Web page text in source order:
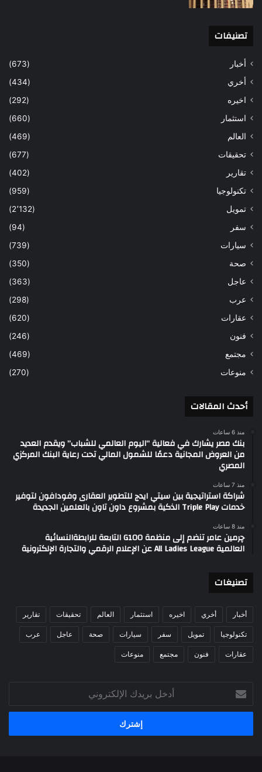
تصنيفات
أخبار
(673)
أخري
(434)
اخيره
(292)
استثمار
(660)
العالم
(469)
تحقيقات
(677)
تقارير
(402)
تكنولوجيا
(959)
تمويل
(2٬132)
سفر
(94)
سيارات
(739)
صحة
(350)
عاجل
(363)
عرب
(298)
عقارات
(620)
فنون
(246)
مجتمع
(469)
منوعات
(270)
أحدث المقالات
منذ 6 ساعات
بنك مصر يشارك في فعالية “اليوم العالمي للشباب” ويقدم العديد
من العروض المجانية دعمًا للشمول المالي تحت رعاية البنك المركزي
المصري
منذ 7 ساعات
شراكة استراتيجية بين سيتي ايدج للتطوير العقارى وفودافون لتوفير
خدمات Triple Play الذكية بمشروع داون تاون بالعلمين الجديدة
منذ 8 ساعات
چرمين عامر تنضم إلى منظمة G100 التابعة للرابطةالنسائية
العالمية All Ladies League عن الإعلام الرقمي والتجارة الإلكترونية
تصنيغات
أخبار أخري اخيره استثمار العالم تحقيقات تقارير
تكنولوجيا تمويل سفر سيارات صحة عاجل عرب
عقارات فنون مجتمع منوعات
بريدك
الإلكتروني